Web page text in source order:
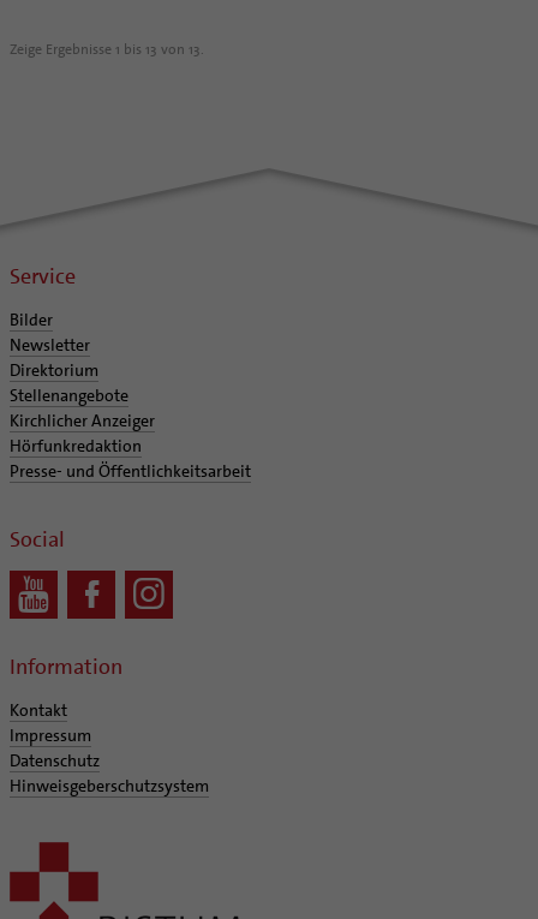
Zeige Ergebnisse 1 bis 13 von 13.
Service
Bilder
Newsletter
Direktorium
Stellenangebote
Kirchlicher Anzeiger
Hörfunkredaktion
Presse- und Öffentlichkeitsarbeit
Social
Information
Kontakt
Impressum
Datenschutz
Hinweisgeberschutzsystem